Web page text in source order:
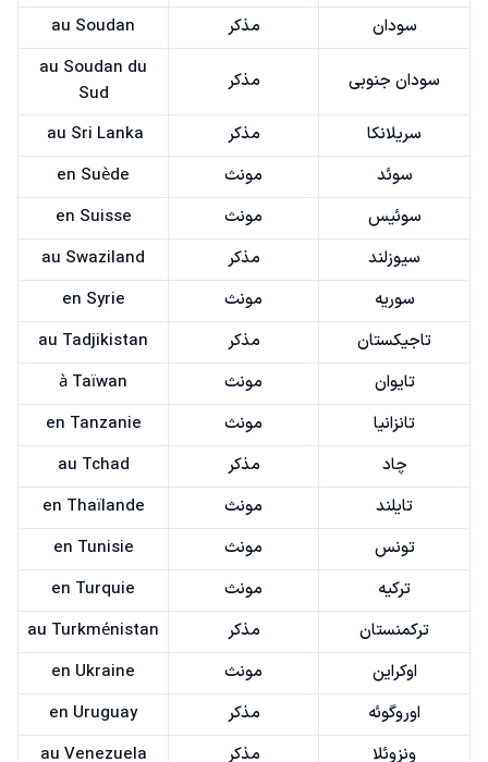
سودان
مذکر au Soudan
سودان جنوبی مذکر
au Soudan du
Sud
سریلانکا
مذکر
au Sri Lanka
سوئد
مونث
en Suède
سوئیس
مونث
en Suisse
سیوزلند
مذکر
au Swaziland
سوریه
مونث
en Syrie
تاجیکستان
مذکر
au Tadjikistan
تایوان
مونث
à Taïwan
تانزانیا
مونث
en Tanzanie
چاد
مذکر
au Tchad
تایلند
مونث
en Thaïlande
تونس
مونث
en Tunisie
ترکیه
مونث
en Turquie
ترکمنستان
مذکر
au Turkménistan
اوکراین
مونث
en Ukraine
اوروگوئه
مذکر
en Uruguay
ونزوئلا
مذکر au Venezuela